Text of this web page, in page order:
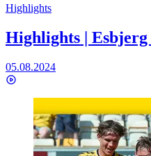
Highlights
Highlights |
05.08.2024